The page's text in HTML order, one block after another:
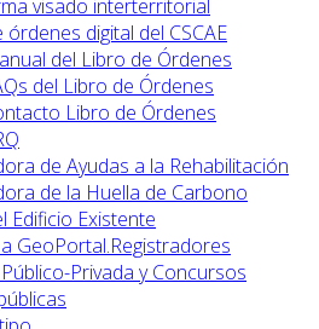
visado interterritorial
órdenes digital del CSCAE
del Libro de Órdenes
del Libro de Órdenes
Libro de Órdenes
de Ayudas a la Rehabilitación
de la Huella de Carbono
Edificio Existente
GeoPortal.Registradores
Privada y Concursos